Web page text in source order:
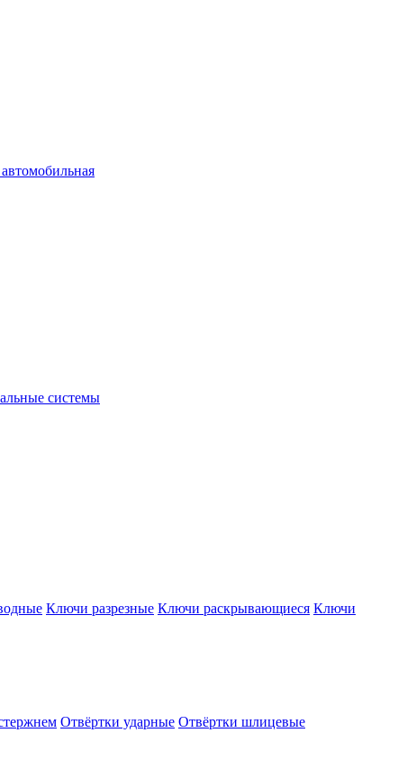
системы
Ключи разрезные Ключи раскрывающиеся Ключи
Отвёртки ударные Отвёртки шлицевые